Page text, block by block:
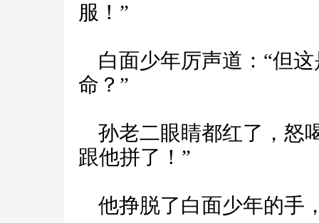
服！”
白面少年厉声道：“但
命？”
孙老二眼睛都红了，怒
跟他拼了！”
他挣脱了白面少年的手